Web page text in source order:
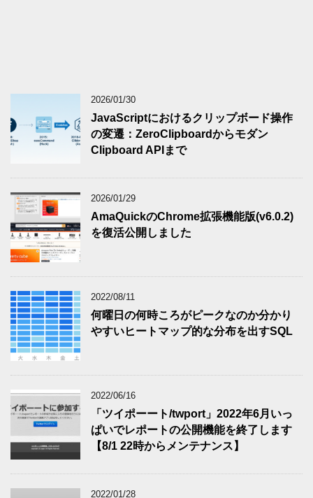
2026/01/30
JavaScriptにおけるクリップボード操作
の変遷：ZeroClipboardからモダン
Clipboard APIまで
2026/01/29
AmaQuickのChrome拡張機能版(v6.0.2)
を復活公開しました
2022/08/11
何曜日の何時ころがピークなのか分かり
やすいヒートマップ的な分布を出すSQL
2022/06/16
「ツイポーート/twport」2022年6月いっ
ぱいでレポートの公開機能を終了します
【8/1 22時からメンテナンス】
2022/01/28